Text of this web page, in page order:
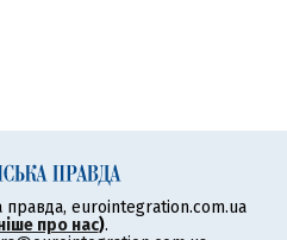
eurointegration.com.ua
про нас).